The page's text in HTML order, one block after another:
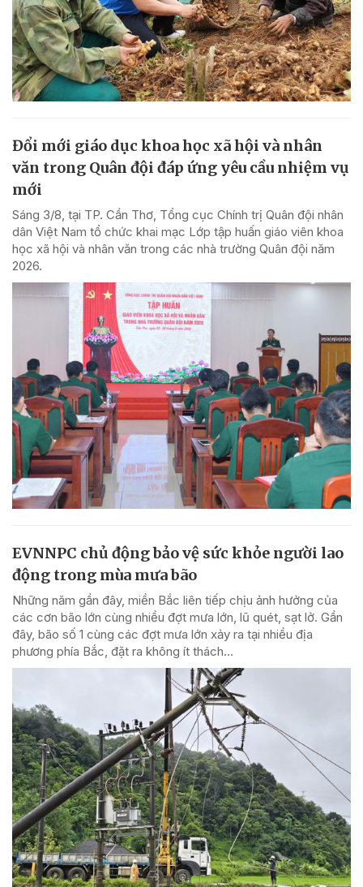
Đổi mới giáo dục khoa học xã hội và nhân
văn trong Quân đội đáp ứng yêu cầu nhiệm vụ
mới
Sáng 3/8, tại TP. Cần Thơ, Tổng cục Chính trị Quân đội nhân
dân Việt Nam tổ chức khai mạc Lớp tập huấn giáo viên khoa
học xã hội và nhân văn trong các nhà trường Quân đội năm
2026.
EVNNPC chủ động bảo vệ sức khỏe người lao
động trong mùa mưa bão
Những năm gần đây, miền Bắc liên tiếp chịu ảnh hưởng của
các cơn bão lớn cùng nhiều đợt mưa lớn, lũ quét, sạt lở. Gần
đây, bão số 1 cùng các đợt mưa lớn xảy ra tại nhiều địa
phương phía Bắc, đặt ra không ít thách...